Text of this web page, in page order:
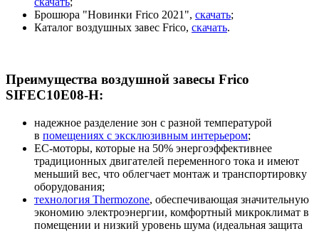
Брошюра "Новинки Frico 2021", скачать;
Каталог воздушных завес Frico, скачать.
Преимущества воздушной завесы Frico
SIFEC10E08-H:
надежное разделение зон с разной температурой
в помещениях с эксклюзивным интерьером;
EC-моторы, которые на 50% энергоэффективнее
традиционных двигателей переменного тока и имеют
меньший вес, что облегчает монтаж и транспортировку
оборудования;
технология Thermozone, обеспечивающая значительную
экономию электроэнергии, комфортный микроклимат в
помещении и низкий уровень шума (идеальная защита